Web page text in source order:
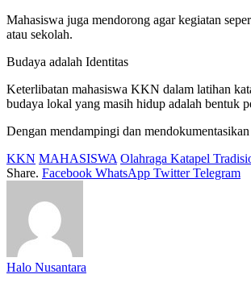
Mahasiswa juga mendorong agar kegiatan
atau sekolah.
Budaya adalah Identitas
Keterlibatan mahasiswa KKN dalam latihan
budaya lokal yang masih hidup adalah bentuk
Dengan mendampingi dan
KKN MAHASISWA Olahraga Katapel
Share. Facebook WhatsApp Twitter Telegram
Halo Nusantara